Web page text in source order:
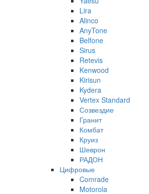
Lira
Alinco
AnyTone
Belfone
Sirus
Retevis
Kenwood
Kirisun
Kydera
Vertex Standard
Созвездие
Гранит
Комбат
Круиз
Шеврон
РАДОН
Цифровые
Comrade
Motorola